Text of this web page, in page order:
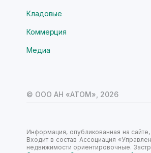
Кладовые
Коммерция
Медиа
© ООО АН «АТОМ», 2026
Информация, опубликованная на
Входит в состав Ассоциация
недвижимости ориентировочные.